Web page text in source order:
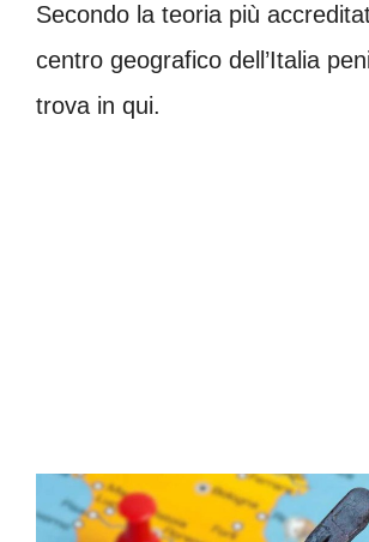
Secondo la teoria più
centro geografico dell’Italia
trova in qui.